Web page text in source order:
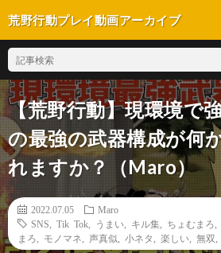
荒野行動プレイ動画アーカイブ
【荒野行動】現環境で
の最強の武器構成が何
れますか？（Maro）
2022.07.05
Maro
SNS
Tik Tok うまい キル集 ちょむまろ
まろ
モノマネ 声真似 小ネタ 楽しい 無双